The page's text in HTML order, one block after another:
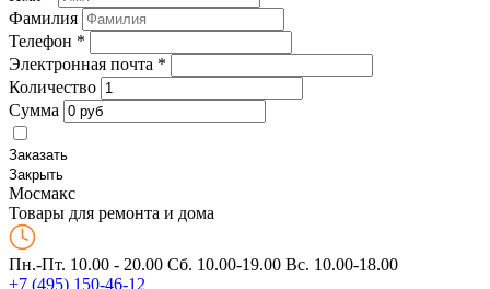
Фамилия
Телефон *
Электронная почта *
Количество
Сумма
Заказать
Закрыть
Мосмакс
Товары для ремонта и дома
Пн.-Пт. 10.00 - 20.00 Сб. 10.00-19.00 Вс. 10.00-18.00
+7 (495) 150-46-12